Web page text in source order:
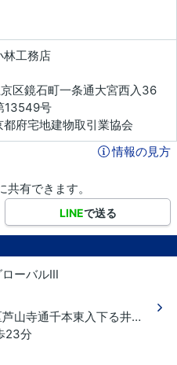
林工務店
区鏡石町一条通大宮西入36
13549号
府宅地建物取引業協会
情報の見方
共有できます。
LINEで送る
ローバルⅢ
芦山寺通千本東入下る井田町
９
23分